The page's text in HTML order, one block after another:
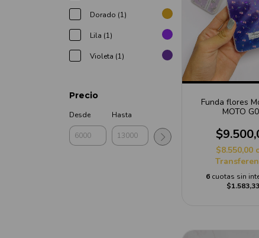
Dorado (1)
Lila (1)
Violeta (1)
Precio
Desde Hasta
Funda flores
MOTO
$8.550,00
6 cuotas sin
$1.583,33